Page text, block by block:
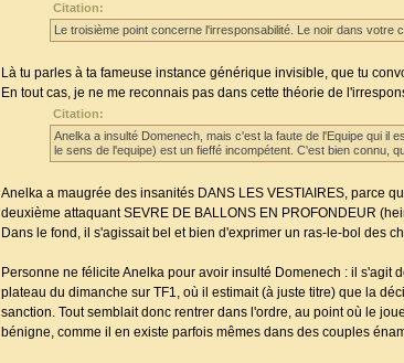
Citation:
Le troisième point concerne l'irresponsabilité. Le noir dans votre
Là tu parles à ta fameuse instance générique invisible, que tu
En tout cas, je ne me reconnais pas dans cette théorie de
Citation:
Anelka a insulté Domenech, mais c'est la faute de l'Equipe qui il
le sens de l'equipe) est un fieffé incompétent. C'est bien connu,
Anelka a maugrée des insanités DANS LES VESTIAIRES, parce
deuxième attaquant SEVRE DE BALLONS EN PROFONDEUR
Dans le fond, il s'agissait bel et bien d'exprimer un ras-le-bol des
Personne ne félicite Anelka pour avoir insulté Domenech : il s'agit
plateau du dimanche sur TF1, où il estimait (à juste titre) que la
sanction. Tout semblait donc rentrer dans l'ordre, au point où le
bénigne, comme il en existe parfois mêmes dans des couples